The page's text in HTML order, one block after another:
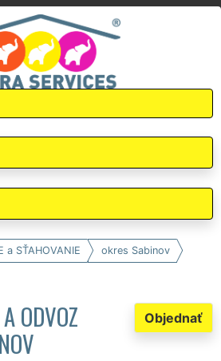
a SŤAHOVANIE okres Sabinov
Objednať
ODVOZ